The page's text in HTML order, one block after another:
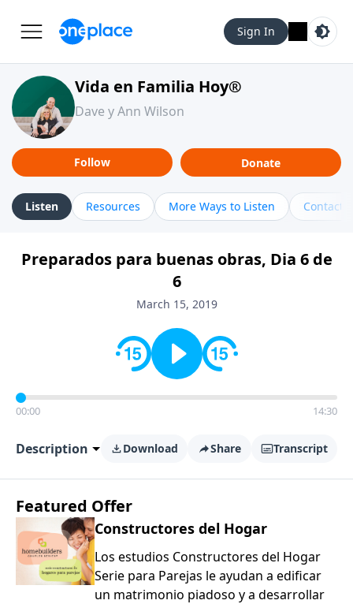
Sign In
Vida en Familia Hoy®
Dave y Ann Wilson
Follow Donate
Listen Resources More Ways to Listen Contact
Preparados para buenas obras, Dia 6 de
6
March 15, 2019
00:00 14:30
Description Download Share Transcript
Featured Offer
Constructores del Hogar
Los estudios Constructores del Hogar
Serie para Parejas le ayudan a edificar
un matrimonio piadoso y a desarrollar